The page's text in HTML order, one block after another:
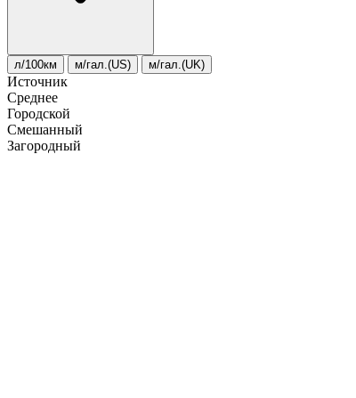
л/100км м/гал.(US) м/гал.(UK)
Источник
Среднее
Городской
Смешанный
Загородный